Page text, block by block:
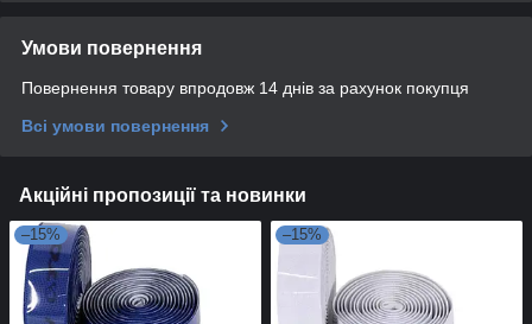
Умови повернення
Повернення товару впродовж 14 днів за рахунок покупця
Всі умови повернення
Акційні пропозиції та новинки
–15% –15%